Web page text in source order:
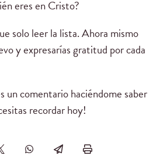
eres en Cristo?
solo leer la lista. Ahora mismo
y expresarías gratitud por cada
un comentario haciéndome saber
recordar hoy!